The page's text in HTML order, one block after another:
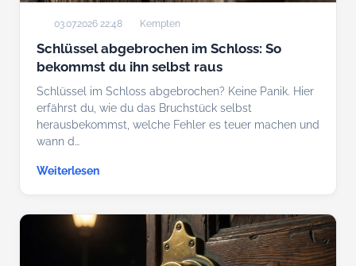
03.07.2026 22:48 Kempten
Schlüssel abgebrochen im Schloss: So
bekommst du ihn selbst raus
Schlüssel im Schloss abgebrochen? Keine Panik. Hier
erfährst du, wie du das Bruchstück selbst
herausbekommst, welche Fehler es teuer machen und
wann d…
Weiterlesen